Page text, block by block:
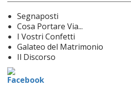
Segnaposti
Cosa Portare Via...
I Vostri Confetti
Galateo del Matrimonio
Il Discorso